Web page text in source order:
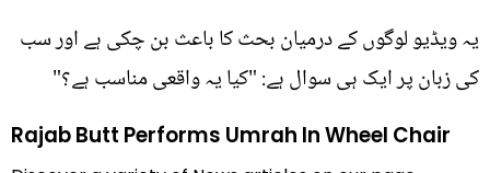
یہ ویڈیو لوگوں کے درمیان بحث کا باعث بن چکی ہے اور سب
کی زبان پر ایک ہی سوال ہے: "کیا یہ واقعی مناسب ہے؟"
Rajab Butt Performs Umrah In Wheel Chair